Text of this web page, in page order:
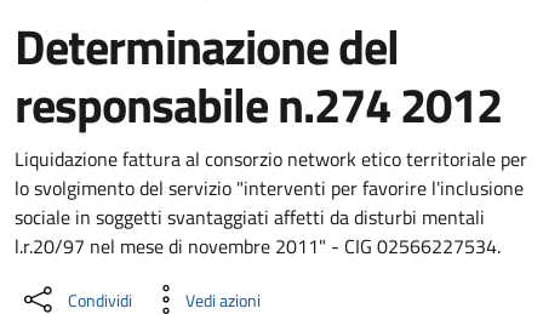
Determinazione del
responsabile n.274 2012
Dettaglio del documento
Liquidazione fattura al consorzio network etico territoriale per
lo svolgimento del servizio "interventi per favorire l'inclusione
sociale in soggetti svantaggiati affetti da disturbi mentali
l.r.20/97 nel mese di novembre 2011" - CIG 02566227534.
Condividi Vedi azioni